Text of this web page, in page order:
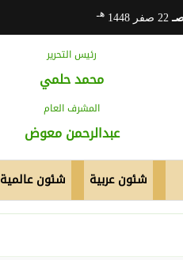
22 صفر 1448 هـ
رئيس التحرير
محمد حلمي
المشرف العام
عبدالرحمن معوض
شئون عربية شئون عالمية